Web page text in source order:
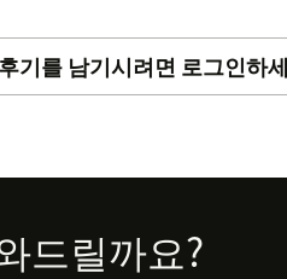
기를 남기시려면 로그인하
드릴까요?